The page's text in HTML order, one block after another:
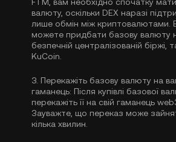
валюту, оскільки DEX наразі
лише обмін між криптовалютами.
можете придбати базову валюту
безпечній централізованій біржі,
KuCoin.
3. Перекажіть базову валюту на
гаманець: Після купівлі базової
перекажіть її на свій гаманець
Зауважте, що переказ може
кілька хвилин.